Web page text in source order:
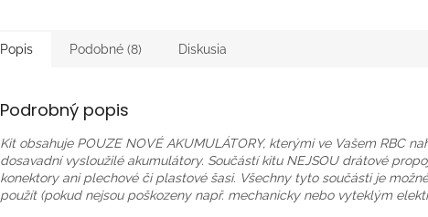
Popis Podobné (8) Diskusia
Podrobný popis
Kit obsahuje POUZE NOVÉ AKUMULÁTORY, kterými ve Vašem RBC
dosavadní vysloužilé akumulátory. Součástí kitu NEJSOU drátové
konektory ani plechové či plastové šasi. Všechny tyto součásti je
použít (pokud nejsou poškozeny např. mechanicky nebo vyteklým